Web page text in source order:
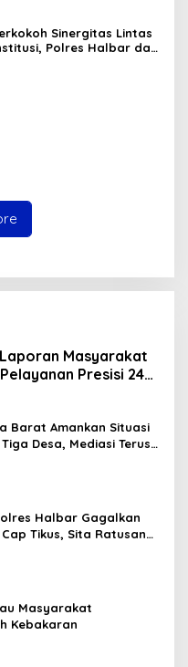
Sinergitas Lintas
Polres Halbar dan
Masyarakat
Presisi 24
Barat Amankan Situasi
Desa, Mediasi Terus
Halbar Gagalkan
Tikus, Sita Ratusan
Masyarakat
Kebakaran